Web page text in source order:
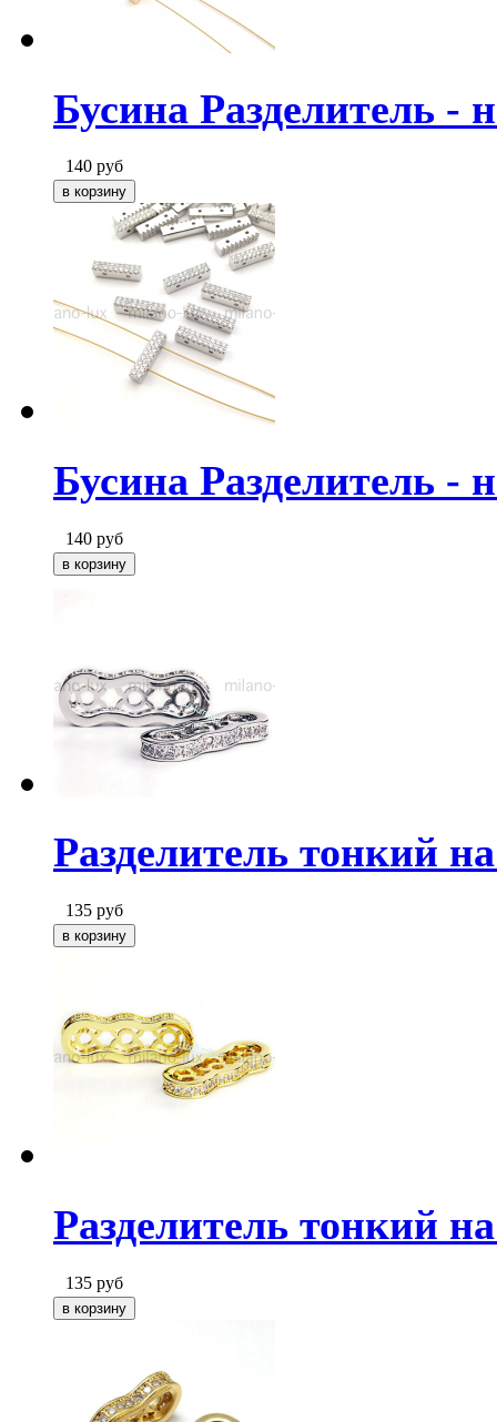
Бусина Разделитель -
140 руб
Бусина Разделитель -
140 руб
Разделитель тонкий
135 руб
Разделитель тонкий
135 руб